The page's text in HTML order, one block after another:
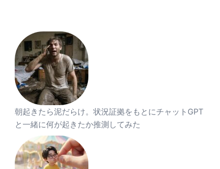
朝起きたら泥だらけ。状況証拠をもとにチャットGPT
と一緒に何が起きたか推測してみた